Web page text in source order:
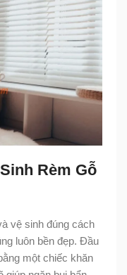
Rèm Gỗ
vệ sinh đúng cách
luôn bền đẹp. Đầu
một chiếc khăn